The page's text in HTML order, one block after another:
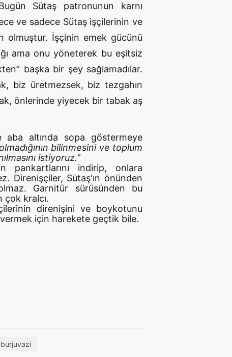
Sütaş patronunun karnı
ve sadece Sütaş işçilerinin ve
olmuştur. İşçinin emek gücünü
ama onu yöneterek bu eşitsiz
başka bir şey sağlamadılar.
biz üretmezsek, biz tezgahın
önlerinde yiyecek bir tabak aş
aba altında sopa göstermeye
bilinmesini ve toplum
istiyoruz.”
indirip, onlara
Direnişçiler, Sütaş'ın önünden
Garnitür sürüsünden bu
kralcı.
direnişini ve boykotunu
için harekete geçtik bile.